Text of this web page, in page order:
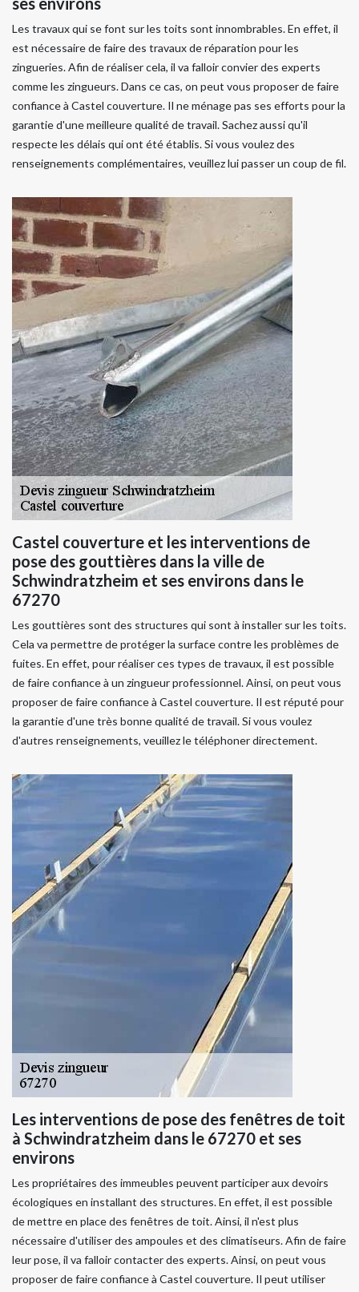
Les travaux qui se font sur les toits sont innombrables. En effet, il
est nécessaire de faire des travaux de réparation pour les
zingueries. Afin de réaliser cela, il va falloir convier des experts
comme les zingueurs. Dans ce cas, on peut vous proposer de faire
confiance à Castel couverture. Il ne ménage pas ses efforts pour la
garantie d'une meilleure qualité de travail. Sachez aussi qu'il
respecte les délais qui ont été établis. Si vous voulez des
renseignements complémentaires, veuillez lui passer un coup de fil.
Castel couverture et les interventions de
pose des gouttières dans la ville de
Schwindratzheim et ses environs dans le
67270
Les gouttières sont des structures qui sont à installer sur les toits.
Cela va permettre de protéger la surface contre les problèmes de
fuites. En effet, pour réaliser ces types de travaux, il est possible
de faire confiance à un zingueur professionnel. Ainsi, on peut vous
proposer de faire confiance à Castel couverture. Il est réputé pour
la garantie d'une très bonne qualité de travail. Si vous voulez
d'autres renseignements, veuillez le téléphoner directement.
Les interventions de pose des fenêtres de toit
à Schwindratzheim dans le 67270 et ses
environs
Les propriétaires des immeubles peuvent participer aux devoirs
écologiques en installant des structures. En effet, il est possible
de mettre en place des fenêtres de toit. Ainsi, il n'est plus
nécessaire d'utiliser des ampoules et des climatiseurs. Afin de faire
leur pose, il va falloir contacter des experts. Ainsi, on peut vous
proposer de faire confiance à Castel couverture. Il peut utiliser